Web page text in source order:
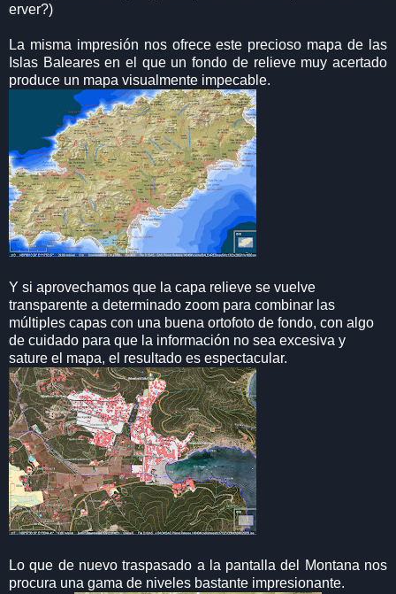
erver?)
La misma impresión nos ofrece este precioso mapa de las
Islas Baleares en el que un fondo de relieve muy acertado
produce un mapa visualmente impecable.
Y si aprovechamos que la capa relieve se vuelve
transparente a determinado zoom para combinar las
múltiples capas con una buena ortofoto de fondo, con algo
de cuidado para que la información no sea excesiva y
sature el mapa, el resultado es espectacular.
Lo que de nuevo traspasado a la pantalla del Montana nos
procura una gama de niveles bastante impresionante.